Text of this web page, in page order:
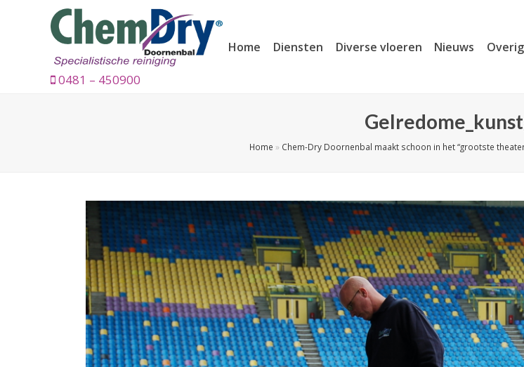
0481 – 450900
Home Diensten Diverse vloeren Nieuws
Home » Chem-Dry Doornenbal maakt schoon in het “grootste